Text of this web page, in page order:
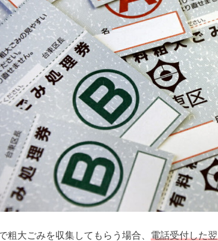
粗大ごみを収集してもらう場合、 電話受付した